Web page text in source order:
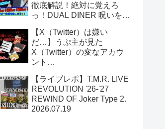
徹底解説！絶対に覚えろ
っ！DUAL DINER 呪いをか
あのちゃんライブ
【X（Twitter）は嫌い
だ…】うぷ主が見た
X（Twitter）の変なアカウ
ント…
【ライブレポ】T.M.R. LIVE
REVOLUTION '26-'27
REWIND OF Joker Type 2.
2026.07.19